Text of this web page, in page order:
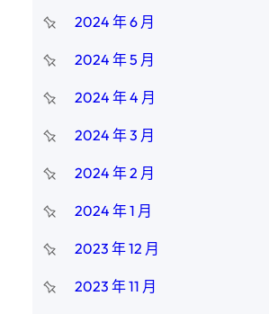
2024 年 6 月
2024 年 5 月
2024 年 4 月
2024 年 3 月
2024 年 2 月
2024 年 1 月
2023 年 12 月
2023 年 11 月